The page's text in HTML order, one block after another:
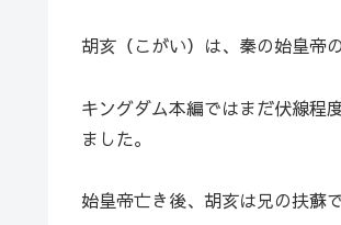
胡亥（こがい）は、秦の始皇帝
キングダム本編ではまだ伏線程
ました。
始皇帝亡き後、胡亥は兄の扶蘇